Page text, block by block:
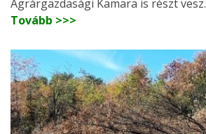
Agrárgazdasági Kamara is részt vesz.
Tovább >>>